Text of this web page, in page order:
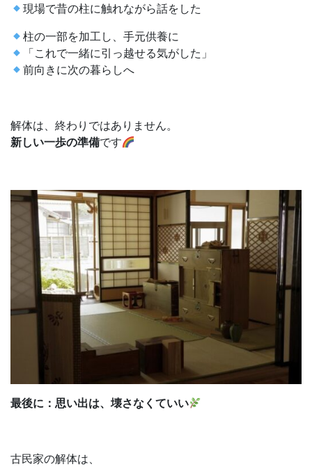
現場で昔の柱に触れながら話をした
柱の一部を加工し、手元供養に
「これで一緒に引っ越せる気がした」
前向きに次の暮らしへ
解体は、終わりではありません。
新しい一歩の準備です
最後に：思い出は、壊さなくていい
古民家の解体は、